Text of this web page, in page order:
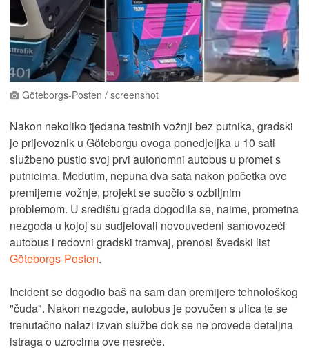
Göteborgs-Posten / screenshot
Nakon nekoliko tjedana testnih vožnji bez putnika, gradski
je prijevoznik u Göteborgu ovoga ponedjeljka u 10 sati
službeno pustio svoj prvi autonomni autobus u promet s
putnicima. Međutim, nepuna dva sata nakon početka ove
premijerne vožnje, projekt se suočio s ozbiljnim
problemom. U središtu grada dogodila se, naime, prometna
nezgoda u kojoj su sudjelovali novouvedeni samovozeći
autobus i redovni gradski tramvaj, prenosi švedski list
Göteborgs-Posten.
Incident se dogodio baš na sam dan premijere tehnološkog
"čuda". Nakon nezgode, autobus je povučen s ulica te se
trenutačno nalazi izvan službe dok se ne provede detaljna
istraga o uzrocima ove nesreće.